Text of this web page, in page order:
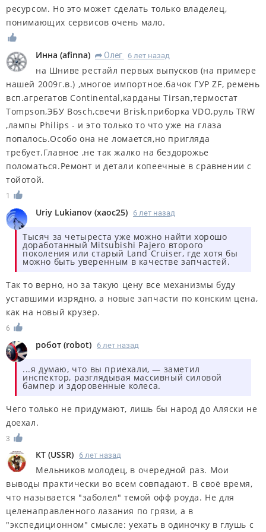
ресурсом. Но это может сделать только владелец,
понимающих сервисов очень мало.
Инна (afinna) R Олег 6 лет назад
на Шниве рестайл первых выпусков (на примере
нашей 2009г.в.) ,многое импортное.бачок ГУР ZF, ремень
всп.агрегатов Continental,карданы Tirsan,термостат
Tompson,ЭБУ Bosch,свечи Brisk,приборка VDO,руль TRW
,лампы Philips - и это только то что уже на глаза
попалось.Особо она не ломается,но пригляда
требует.Главное ,не так жалко на бездорожье
поломаться.Ремонт и детали копеечные в сравнении с
тойотой.
1
Uriy Lukianov (xaoc25) 6 лет назад
Тысяч за четыреста уже можно найти хорошо
доработанный Mitsubishi Pajero второго
поколения или старый Land Cruiser, где хотя бы
можно быть уверенным в качестве запчастей.
Так то верно, но за такую цену все механизмы буду
уставшими изрядно, а новые запчасти по конским цена,
как на новый крузер.
6
робот (robot) 6 лет назад
...я думаю, что вы приехали, — заметил
инспектор, разглядывая массивный силовой
бампер и здоровенные колеса.
Чего только не придумают, лишь бы народ до Аляски не
доехал.
3
КT (USSR) 6 лет назад
Мельников молодец, в очередной раз. Мои
выводы практически во всем совпадают. В своё время,
что называется "заболел" темой офф роуда. Не для
целенаправленного лазания по грязи, а в
"экспедиционном" смысле: уехать в одиночку в глушь с